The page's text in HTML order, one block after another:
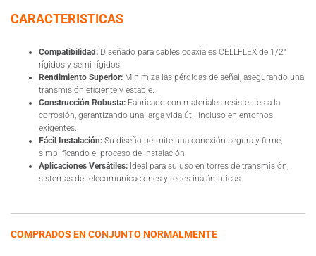
CARACTERISTICAS
Compatibilidad: Diseñado para cables coaxiales CELLFLEX de 1/2″
rígidos y semi-rígidos.
Rendimiento Superior: Minimiza las pérdidas de señal, asegurando una
transmisión eficiente y estable.
Construcción Robusta: Fabricado con materiales resistentes a la
corrosión, garantizando una larga vida útil incluso en entornos
exigentes.
Fácil Instalación: Su diseño permite una conexión segura y firme,
simplificando el proceso de instalación.
Aplicaciones Versátiles: Ideal para su uso en torres de transmisión,
sistemas de telecomunicaciones y redes inalámbricas.
COMPRADOS EN CONJUNTO NORMALMENTE